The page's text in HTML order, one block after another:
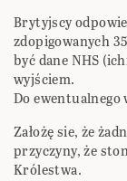
Brytyjscy
zdopigowanych
być dane NHS
wyjściem.
Do ewentualnego
Założę sie, że
przyczyny, że
Królestwa.